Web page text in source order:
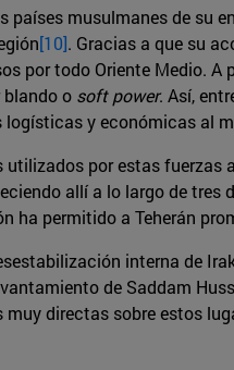
países musulmanes de su
[10]. Gracias a que su
por todo Oriente Medio.
blando o soft power. Así,
y económicas al
utilizados por estas
allí a lo largo de
ha permitido a Teherán
interna de
de Saddam
directas sobre estos